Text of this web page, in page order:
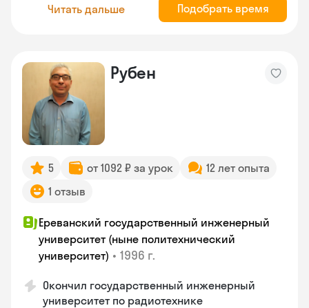
Читать дальше Подобрать время
Рубен
5 от 1092 ₽ за урок
12 лет опыта
1 отзыв
Ереванский государственный инженерный
университет (ныне политехнический
университет) • 1996 г.
Окончил государственный инженерный
университет по радиотехнике